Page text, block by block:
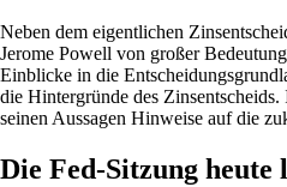
Neben dem eigentlichen
Jerome Powell von großer
Einblicke in die
die Hintergründe des Zinsentscheids.
seinen Aussagen Hinweise auf die
Die Fed-Sitzung heute